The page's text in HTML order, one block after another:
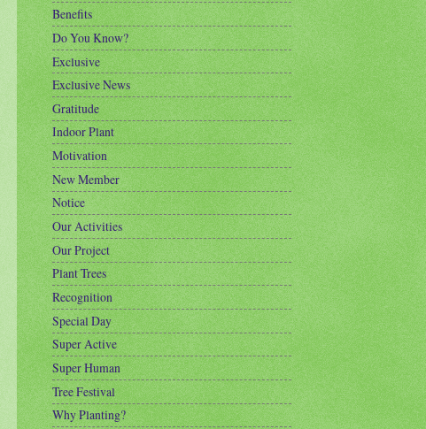
Benefits
Do You Know?
Exclusive
Exclusive News
Gratitude
Indoor Plant
Motivation
New Member
Notice
Our Activities
Our Project
Plant Trees
Recognition
Special Day
Super Active
Super Human
Tree Festival
Why Planting?